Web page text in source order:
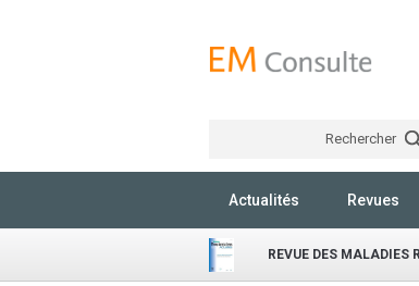
Rechercher
Actualités Revues
REVUE DES MALADIES